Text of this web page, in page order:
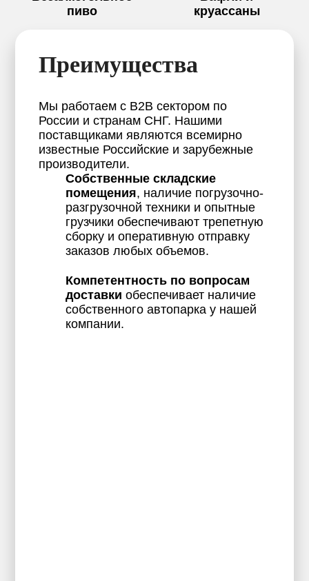
пиво
круассаны
Преимущества
Мы работаем с B2B сектором по
России и странам СНГ. Нашими
поставщиками являются всемирно
известные Российские и зарубежные
производители.
Собственные складские
помещения, наличие погрузочно-
разгрузочной техники и опытные
грузчики обеспечивают трепетную
сборку и оперативную отправку
заказов любых объемов.
Компетентность по вопросам
доставки обеспечивает наличие
собственного автопарка у нашей
компании.